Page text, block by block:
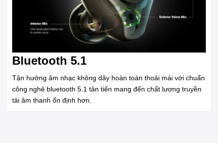
Bluetooth 5.1
Tận hưởng âm nhạc không dây hoàn toàn thoải mái với chuẩn
công nghê bluetooth 5.1 tân tiến mang đến chất lượng truyền
tải âm thanh ổn định hơn.